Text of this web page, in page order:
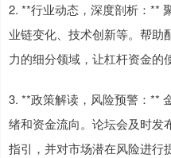
2. **行业动态，深度剖析：**
业链变化、技术创新等。帮助
力的细分领域，让杠杆资金的
3. **政策解读，风险预警：**
绪和资金流向。论坛会及时发
指引，并对市场潜在风险进行